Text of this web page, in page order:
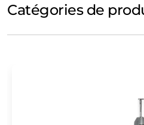
Catégories de